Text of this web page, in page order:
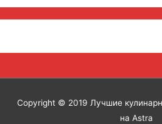
Copyright © 2019 Лучшие
на Astra